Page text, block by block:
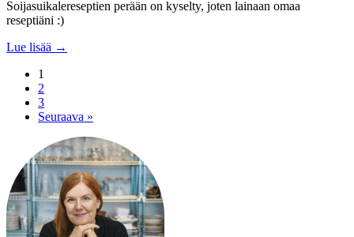
Soijasuikalereseptien perään on kyselty, joten lainaan omaa
reseptiäni :)
Lue lisää →
1
2
3
Seuraava »